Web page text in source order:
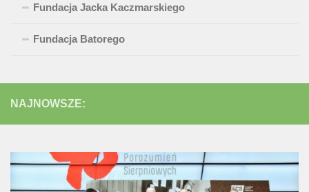
Fundacja Jacka Kaczmarskiego
Fundacja Batorego
NAJNOWSZE: